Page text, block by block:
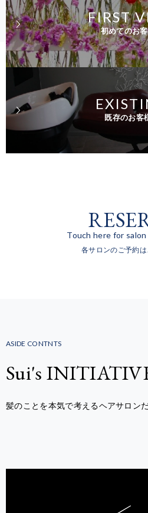
初めてのお
FIRST
既存のお客
Touch here for
各サロンのご予約は
ASIDE CONTNTS
Sui's
髪のことを本気で考えるヘアサロン